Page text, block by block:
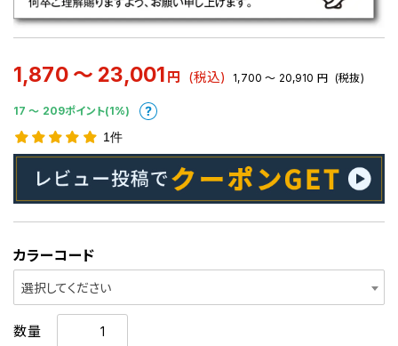
1,870 ～ 23,001 円 (税込) 1,700 ～ 20,910 円 (税抜)
17 〜 209ポイント(1%)
1件
カラーコード
選択してください
数量